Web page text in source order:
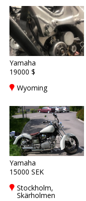
Yamaha
19000 $
Wyoming
Yamaha
15000 SEK
Stockholm,
Skärholmen